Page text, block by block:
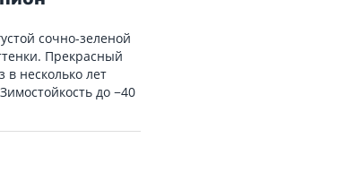
сочно-зеленой
Прекрасный
в несколько лет
до −40